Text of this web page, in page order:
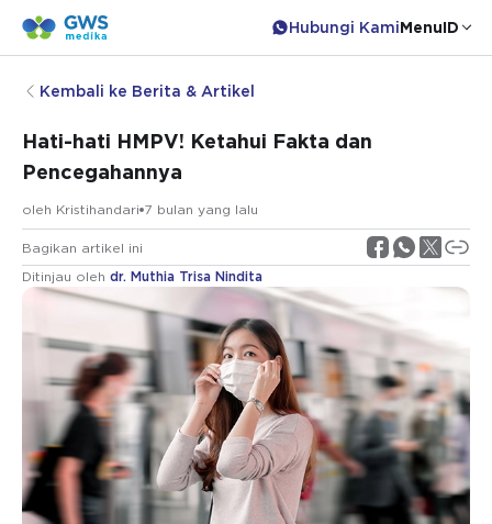
Hubungi KamiMenuID
Kembali ke Berita & Artikel
Hati-hati HMPV! Ketahui Fakta dan
Pencegahannya
oleh Kristihandari 7 bulan yang lalu
Bagikan artikel ini
Ditinjau oleh dr. Muthia Trisa Nindita